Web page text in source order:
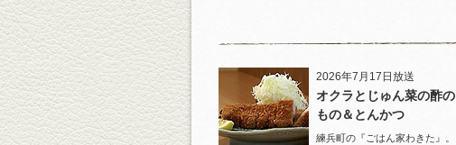
2026年7月17日放送
オクラとじゅん菜の酢の
もの＆とんかつ
練兵町の『ごはん家わきた』。